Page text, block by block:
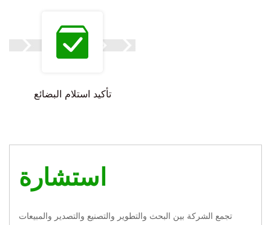
تأكيد استلام البضائع
استشارة
تجمع الشركة بين البحث والتطوير والتصنيع والتصدير والمبيعات